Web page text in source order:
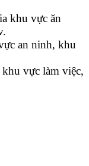
khu vực ăn
an ninh, khu
khu vực làm việc,